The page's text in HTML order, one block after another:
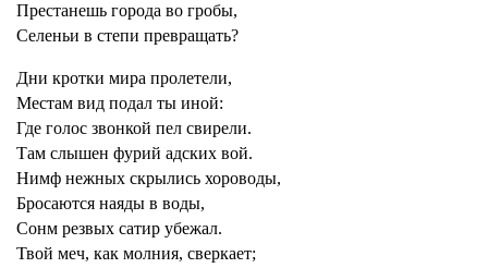
Престанешь города во гробы,
Селеньи в степи превращать?
Дни кротки мира пролетели,
Местам вид подал ты иной:
Где голос звонкой пел свирели.
Там слышен фурий адских вой.
Нимф нежных скрылись хороводы,
Бросаются наяды в воды,
Сонм резвых сатир убежал.
Твой меч, как молния, сверкает;